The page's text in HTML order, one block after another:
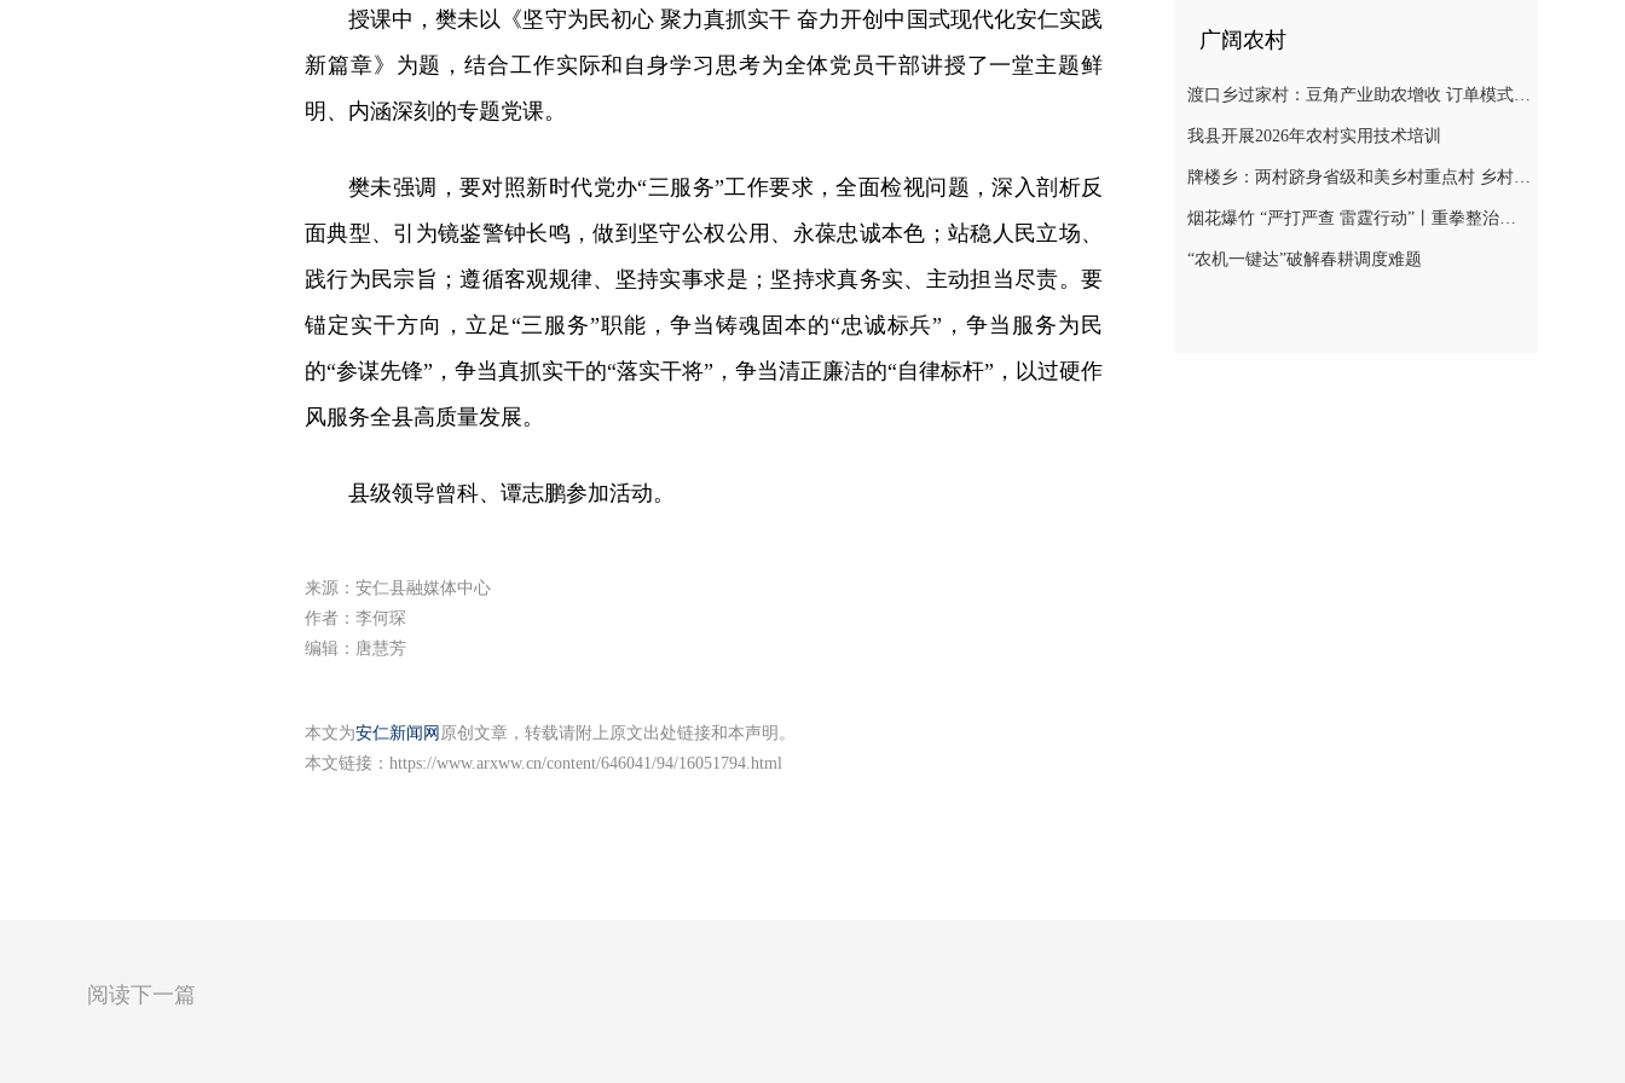
授课中，樊未以《坚守为民初心 聚力真抓实干 奋力开创中国式现代化安仁实践
新篇章》为题，结合工作实际和自身学习思考为全体党员干部讲授了一堂主题鲜
明、内涵深刻的专题党课。
樊未强调，要对照新时代党办“三服务”工作要求，全面检视问题，深入剖析反
面典型、引为镜鉴警钟长鸣，做到坚守公权公用、永葆忠诚本色；站稳人民立场、
践行为民宗旨；遵循客观规律、坚持实事求是；坚持求真务实、主动担当尽责。要
锚定实干方向，立足“三服务”职能，争当铸魂固本的“忠诚标兵”，争当服务为民
的“参谋先锋”，争当真抓实干的“落实干将”，争当清正廉洁的“自律标杆”，以过硬作
风服务全县高质量发展。
县级领导曾科、谭志鹏参加活动。
来源：安仁县融媒体中心
作者：李何琛
编辑：唐慧芳
本文为安仁新闻网 原创文章，转载请附上原文出处链接和本声明。
本文链接： https://www.arxww.cn/content/646041/94/16051794.html
广阔农村
渡口乡过家村：豆角产业助农增收 订单模式铺就致富路
我县开展2026年农村实用技术培训
牌楼乡：两村跻身省级和美乡村重点村 乡村振兴迎来“加速跑”
烟花爆竹 “严打严查 雷霆行动”丨重拳整治非法储存烟花爆竹 筑牢辖区安全防线
“农机一键达”破解春耕调度难题
阅读下一篇